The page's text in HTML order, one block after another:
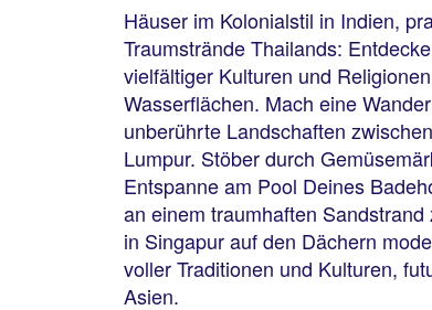
Häuser im Kolonialstil in Indien,
Traumstrände Thailands:
vielfältiger Kulturen und
Wasserflächen. Mach eine
unberührte Landschaften
Lumpur. Stöber durch
Entspanne am Pool Deines
an einem traumhaften
in Singapur auf den Dächern
voller Traditionen und Kulturen,
Asien.